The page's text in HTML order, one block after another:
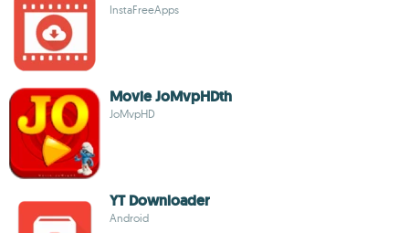
InstaFreeApps
Movie JoMvpHDth
JoMvpHD
YT Downloader
Android